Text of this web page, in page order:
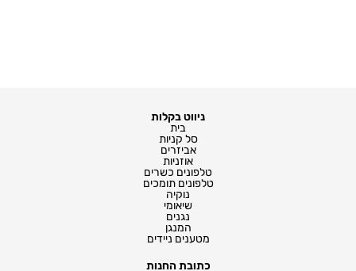
ניווט בקלות
בית
סל קניות
אביזרים
אוזניות
טלפונים כשרים
טלפונים תומכים
נוקיה
שיאומי
נגנים
המנגן
מטענים ניידים
כתובת החנות